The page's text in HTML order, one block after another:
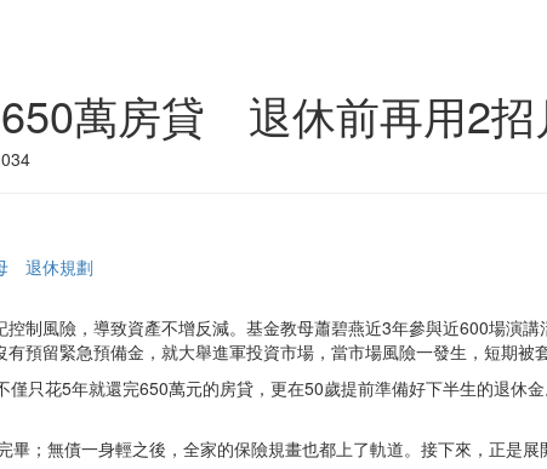
萬房貸 退休前再用2招
退休規劃
制風險，導致資產不增反減。基金教母蕭碧燕近3年參與近600場演
預留緊急預備金，就大舉進軍投資市場，當市場風險一發生，短期
只花5年就還完650萬元的房貸，更在50歲提前準備好下半生的退休
；無債一身輕之後，全家的保險規畫也都上了軌道。接下來，正是